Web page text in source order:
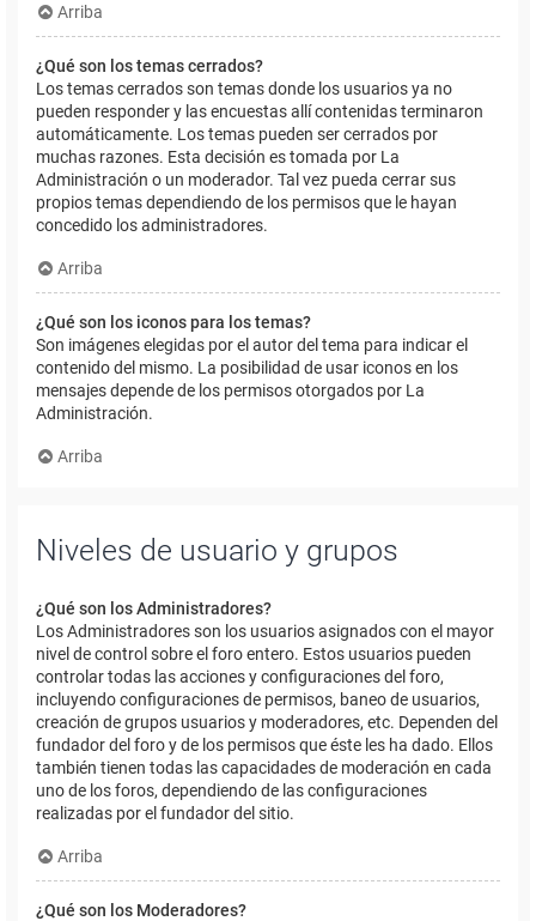
Arriba
¿Qué son los temas cerrados?
Los temas cerrados son temas donde los usuarios ya no
pueden responder y las encuestas allí contenidas terminaron
automáticamente. Los temas pueden ser cerrados por
muchas razones. Esta decisión es tomada por La
Administración o un moderador. Tal vez pueda cerrar sus
propios temas dependiendo de los permisos que le hayan
concedido los administradores.
Arriba
¿Qué son los iconos para los temas?
Son imágenes elegidas por el autor del tema para indicar el
contenido del mismo. La posibilidad de usar iconos en los
mensajes depende de los permisos otorgados por La
Administración.
Arriba
Niveles de usuario y grupos
¿Qué son los Administradores?
Los Administradores son los usuarios asignados con el mayor
nivel de control sobre el foro entero. Estos usuarios pueden
controlar todas las acciones y configuraciones del foro,
incluyendo configuraciones de permisos, baneo de usuarios,
creación de grupos usuarios y moderadores, etc. Dependen del
fundador del foro y de los permisos que éste les ha dado. Ellos
también tienen todas las capacidades de moderación en cada
uno de los foros, dependiendo de las configuraciones
realizadas por el fundador del sitio.
Arriba
¿Qué son los Moderadores?